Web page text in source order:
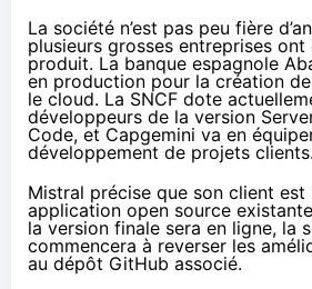
La société n’est pas peu fière
plusieurs grosses entreprises
produit. La banque espagnole
en production pour la création
le cloud. La SNCF dote
développeurs de la version
Code, et Capgemini va en
développement de projets clients.
Mistral précise que son client est
application open source
la version finale sera en ligne, la
commencera à reverser les
au dépôt GitHub associé.